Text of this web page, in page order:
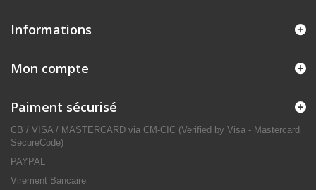
Informations
Mon compte
Paiment sécurisé
CB / VISA / MASTERCARD via CM-CIC (Verified by Visa - Mastercard
SecureCode)
PAYPAL
Virement Bancaire